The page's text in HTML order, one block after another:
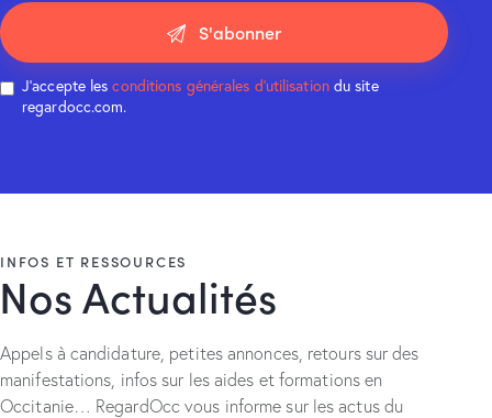
S'abonner
J'accepte lesconditions générales d’utilisationdu site
regardocc.com.
INFOS ET RESSOURCES
Nos Actualités
Appels à candidature, petites annonces, retours sur des
manifestations, infos sur les aides et formations en
Occitanie… RegardOcc vous informe sur les actus du